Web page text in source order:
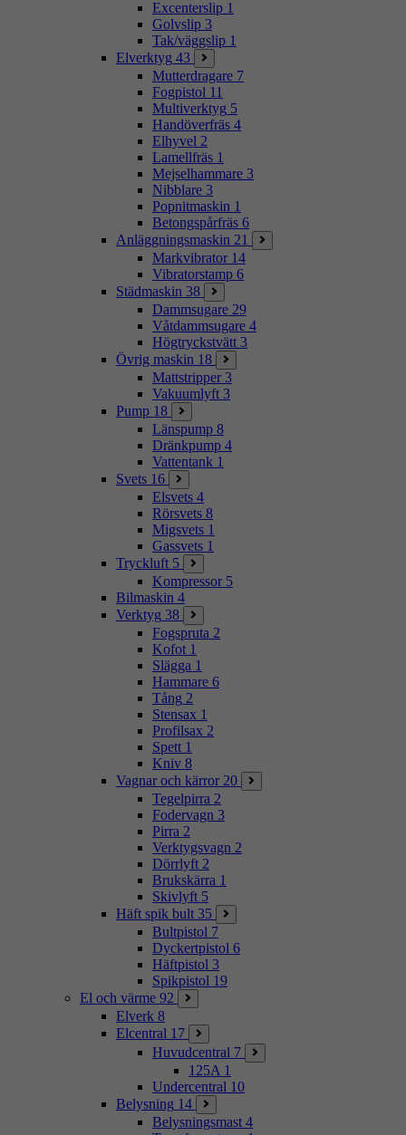
Excenterslip 1
Golvslip 3
Tak/väggslip 1
Elverktyg 43
Mutterdragare 7
Fogpistol 11
Multiverktyg 5
Handöverfräs 4
Elhyvel 2
Lamellfräs 1
Mejselhammare 3
Nibblare 3
Popnitmaskin 1
Betongspårfräs 6
Anläggningsmaskin 21
Markvibrator 14
Vibratorstamp 6
Städmaskin 38
Dammsugare 29
Våtdammsugare 4
Högtryckstvätt 3
Övrig maskin 18
Mattstripper 3
Vakuumlyft 3
Pump 18
Länspump 8
Dränkpump 4
Vattentank 1
Svets 16
Elsvets 4
Rörsvets 8
Migsvets 1
Gassvets 1
Tryckluft 5
Kompressor 5
Bilmaskin 4
Verktyg 38
Fogspruta 2
Kofot 1
Slägga 1
Hammare 6
Tång 2
Stensax 1
Profilsax 2
Spett 1
Kniv 8
Vagnar och kärror 20
Tegelpirra 2
Fodervagn 3
Pirra 2
Verktygsvagn 2
Dörrlyft 2
Brukskärra 1
Skivlyft 5
Häft spik bult 35
Bultpistol 7
Dyckertpistol 6
Häftpistol 3
Spikpistol 19
El och värme 92
Elverk 8
Elcentral 17
Huvudcentral 7
125A 1
Undercentral 10
Belysning 14
Belysningsmast 4